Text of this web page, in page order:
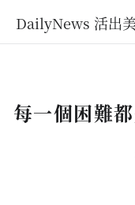
DailyNews 活出
每一個困難